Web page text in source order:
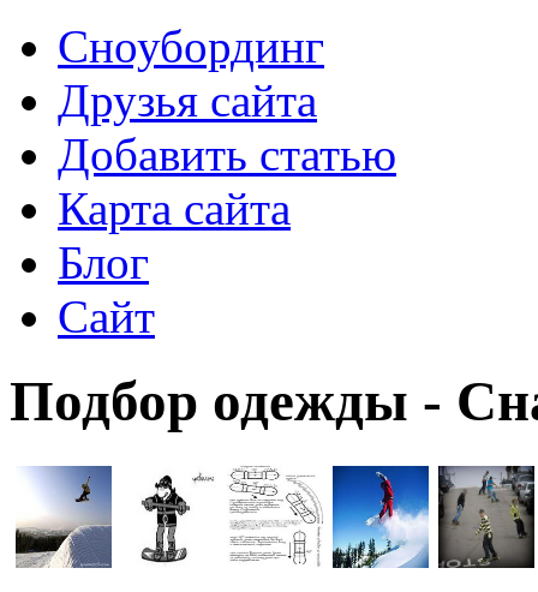
Сноубординг
Друзья сайта
Добавить статью
Карта сайта
Блог
Сайт
Подбор одежды -